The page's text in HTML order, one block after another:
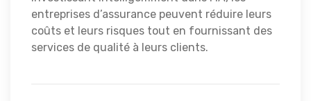
entreprises d’assurance peuvent réduire leurs
coûts et leurs risques tout en fournissant des
services de qualité à leurs clients.